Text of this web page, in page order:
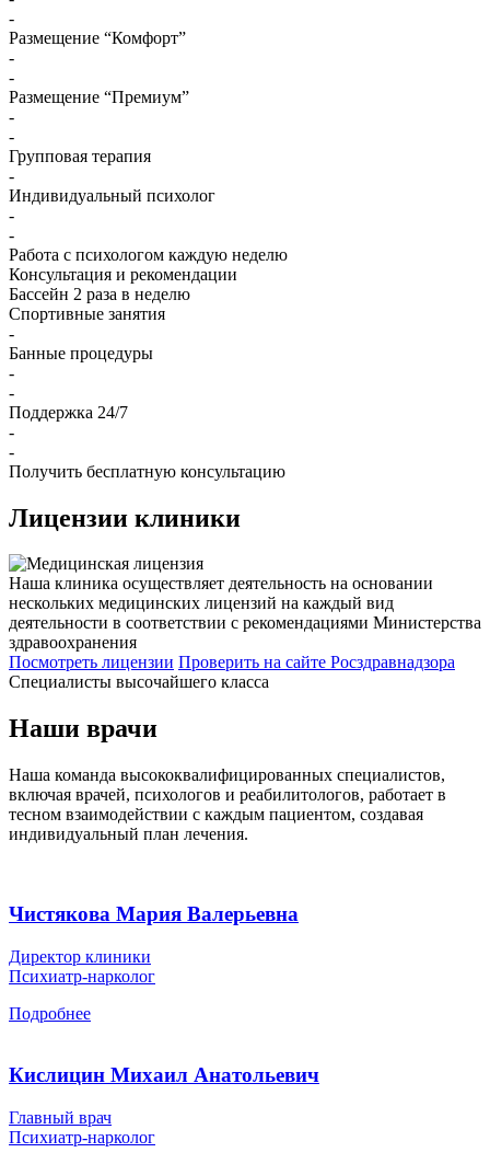
-
Размещение “Комфорт”
-
-
Размещение “Премиум”
-
-
Групповая терапия
-
Индивидуальный психолог
-
-
Работа с психологом каждую неделю
Консультация и рекомендации
Бассейн 2 раза в неделю
Спортивные занятия
-
Банные процедуры
-
-
Поддержка 24/7
-
-
Получить бесплатную консультацию
Лицензии клиники
Наша клиника осуществляет деятельность на основании
нескольких медицинских лицензий на каждый вид
деятельности в соответствии с рекомендациями Министерства
здравоохранения
Посмотреть лицензии Проверить на сайте Росздравнадзора
Специалисты высочайшего класса
Наши врачи
Наша команда высококвалифицированных специалистов,
включая врачей, психологов и реабилитологов, работает в
тесном взаимодействии с каждым пациентом, создавая
индивидуальный план лечения.
Чистякова Мария Валерьевна
Директор клиники
Психиатр-нарколог
Подробнее
Кислицин Михаил Анатольевич
Главный врач
Психиатр-нарколог